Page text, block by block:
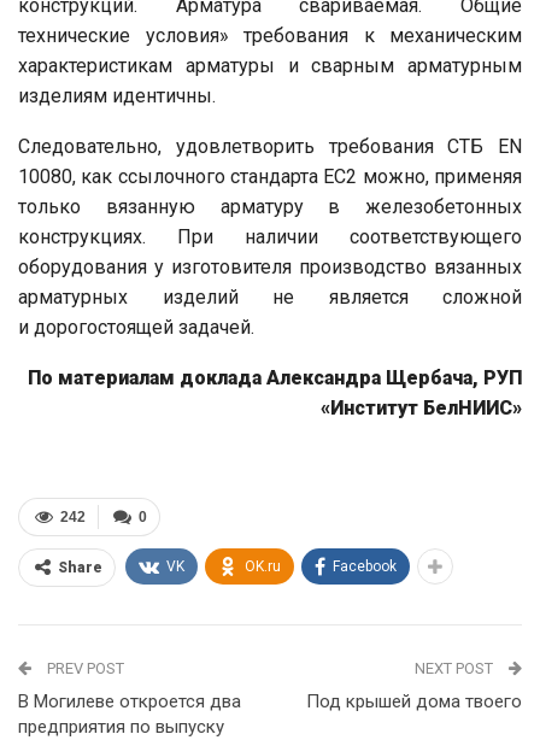
конструкций. Арматура свариваемая. Общие
технические условия» требования к механическим
характеристикам арматуры и сварным арматурным
изделиям идентичны.
Следовательно, удовлетворить требования СТБ EN
10080, как ссылочного стандарта EC2 можно, применяя
только вязанную арматуру в железобетонных
конструкциях. При наличии соответствующего
оборудования у изготовителя производство вязанных
арматурных изделий не является сложной
и дорогостоящей задачей.
По материалам доклада Александра Щербача, РУП
«Институт БелНИИС»
0
242
Share VK OK.ru Facebook
PREV POST
В Могилеве откроется два
предприятия по выпуску
NEXT POST
Под крышей дома твоего